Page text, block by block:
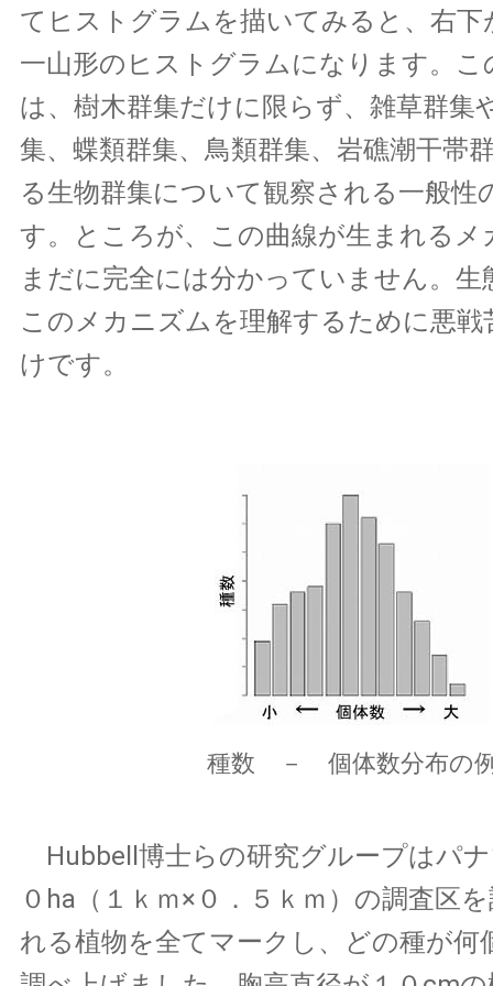
てヒストグラムを描いてみると、右
一山形のヒストグラムになります。
は、樹木群集だけに限らず、雑草群集
集、蝶類群集、鳥類群集、岩礁潮干帯
る生物群集について観察される一般性
す。ところが、この曲線が生まれるメ
まだに完全には分かっていません。生
このメカニズムを理解するために悪
けです。
種数 － 個体数分布の
Hubbell博士らの研究グループはパ
０ha（１ｋｍ×０．５ｋｍ）の調査区
れる植物を全てマークし、どの種が何